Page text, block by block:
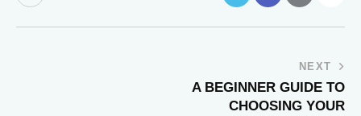
NEXT
A BEGINNER GUIDE TO
CHOOSING YOUR